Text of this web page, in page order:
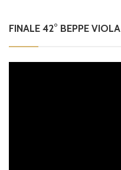
FINALE 42° BEPPE VIOLA